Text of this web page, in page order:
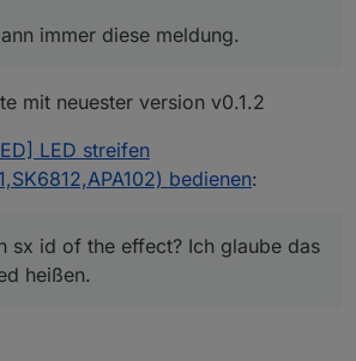
immer diese meldung.
mit neuester version v0.1.2
LED streifen
bedienen:
sx id of the effect? Ich glaube das
heißen.